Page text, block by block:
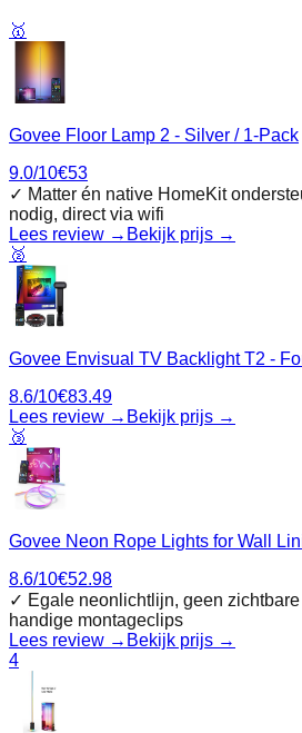
🥇
Govee Floor Lamp 2 - Silver / 1-Pack
9.0/10€53
✓ Matter én native HomeKit
nodig, direct via wifi
Lees review → Bekijk prijs →
🥈
Govee Envisual TV Backlight T2 -
8.6/10€83.49
Lees review → Bekijk prijs →
🥉
Govee Neon Rope Lights for Wall
8.6/10€52.98
✓ Egale neonlichtlijn, geen
handige montageclips
Lees review → Bekijk prijs →
4